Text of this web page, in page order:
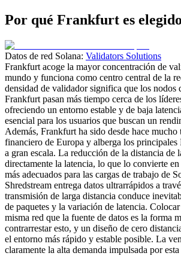
Por qué Frankfurt es elegido
Datos de red Solana: Validators Solutions
Frankfurt acoge la mayor concentración de
mundo y funciona como centro central de la
densidad de validador significa que los nodos
Frankfurt pasan más tiempo cerca de los
ofreciendo un entorno estable y de baja
esencial para los usuarios que buscan un
Además, Frankfurt ha sido desde hace mucho
financiero de Europa y alberga los
a gran escala. La reducción de la distancia de
directamente la latencia, lo que lo convierte
más adecuados para las cargas de trabajo de
Shredstream entrega datos ultrarrápidos a
transmisión de larga distancia conduce
de paquetes y la variación de latencia.
misma red que la fuente de datos es la forma
contrarrestar esto, y un diseño de cero
el entorno más rápido y estable posible. La
claramente la alta demanda impulsada por